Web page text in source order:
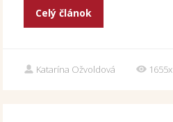
Celý článok
Katarína Ožvoldová 1655x